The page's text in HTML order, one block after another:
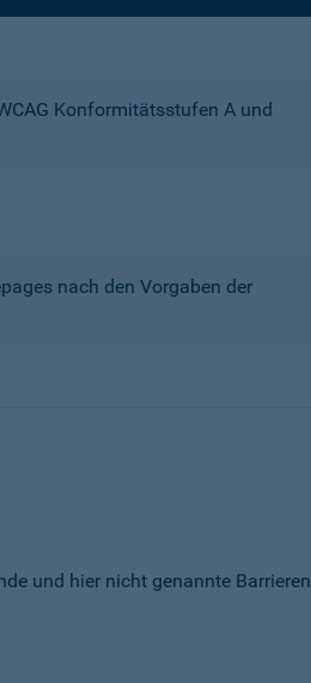
Konformitätsstufen A und
nach den Vorgaben der
und hier nicht genannte Barrieren